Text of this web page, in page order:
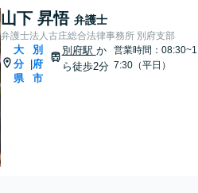
山下 昇悟 弁護士
弁護士法人古庄総合法律事務所 別府支部
大
分
県
別
府
市
別府駅 か
ら徒歩2分
営業時間：08:30~1
7:30（平日）